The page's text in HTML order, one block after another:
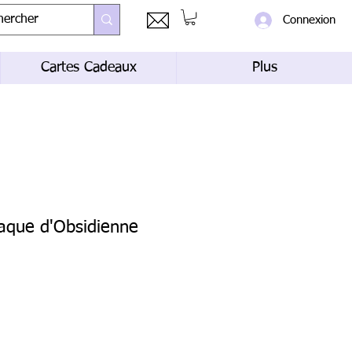
Connexion
Cartes Cadeaux Plus
d'Obsidienne